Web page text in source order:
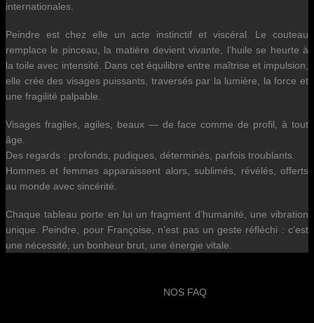
internationales.
Peindre est chez elle un acte instinctif et viscéral. Le couteau
remplace le pinceau, la matière devient vivante, l’huile se heurte à
la toile avec intensité. Dans cet équilibre entre maîtrise et impulsion,
elle crée des visages puissants, traversés par la lumière, la force et
une fragilité palpable.
Visages fragiles, agiles, beaux — de face comme de profil, à tout
âge.
Des regards : profonds, pudiques, déterminés, parfois troublants.
Hommes et femmes apparaissent alors, sublimés, révélés, offerts
au monde avec sincérité.
Chaque tableau porte en lui un fragment d’humanité, une vibration
unique. Peindre, pour Françoise, n’est pas un geste réfléchi : c’est
une nécessité, un bonheur brut, une énergie vitale.
NOS FAQ